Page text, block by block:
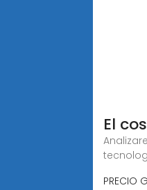
El
PRECIO